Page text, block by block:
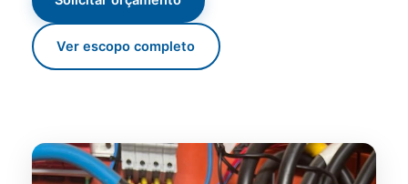
Ver escopo completo